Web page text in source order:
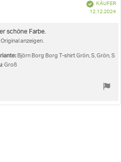
VerifiziertKÄUFER
12.12.2024
schöne Farbe.
anzeigen.
Björn Borg Borg T-shirt Grön, S, Grön, S
: Groß